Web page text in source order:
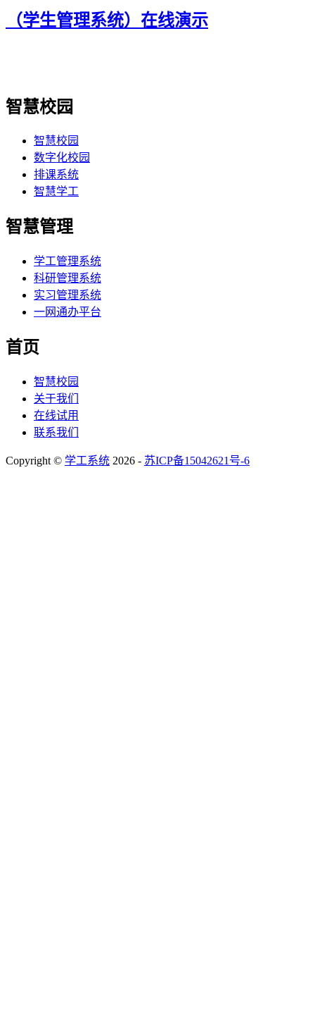
（学生管理系统）在线演示
智慧校园
智慧校园
数字化校园
排课系统
智慧学工
智慧管理
学工管理系统
科研管理系统
实习管理系统
一网通办平台
首页
智慧校园
关于我们
在线试用
联系我们
Copyright © 学工系统 2026 - 苏ICP备15042621号-6